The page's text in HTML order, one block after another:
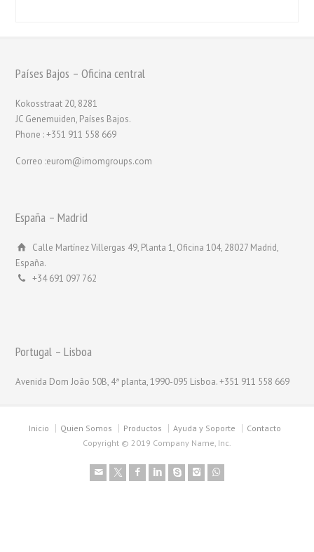
Países Bajos – Oficina central
Kokosstraat 20, 8281
JC Genemuiden, Países Bajos.
Phone : +351 911 558 669
Correo :eurom@imomgroups.com
España – Madrid
Calle Martínez Villergas 49, Planta 1, Oficina 104, 28027 Madrid,
España.
+34 691 097 762
Portugal – Lisboa
Avenida Dom João 50B, 4ª planta, 1990-095 Lisboa. +351 911 558 669
Inicio Quien Somos Productos Ayuda y Soporte
Contacto
Copyright © 2019 Company Name, Inc.